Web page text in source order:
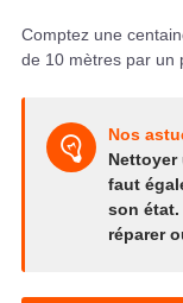
Comptez une
de 10 mètres par un
Nos
faut
son état.
réparer